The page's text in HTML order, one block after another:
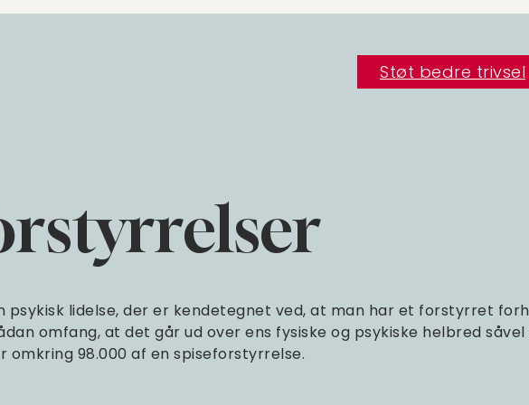
Støt bedre trivsel
psykisk lidelse, der er kendetegnet ved, at man har et forstyrret
omfang, at det går ud over ens fysiske og psykiske helbred såvel
omkring 98.000 af en spiseforstyrrelse.